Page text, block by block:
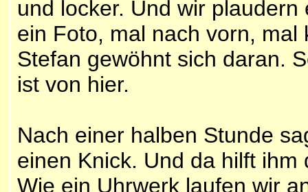
und locker. Und wir
ein Foto, mal nach vorn,
Stefan gewöhnt sich daran.
ist von hier.
Nach einer halben Stunde
einen Knick. Und da hilft
Wie ein Uhrwerk laufen wir